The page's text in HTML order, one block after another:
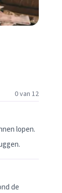
0 van 12
lopen.
de